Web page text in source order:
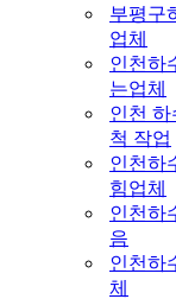
부평구
업체
인천하
는업체
인천 하
척 작업
인천하
힘업체
인천하
음
인천하
체